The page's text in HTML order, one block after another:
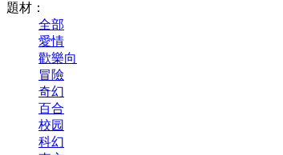
題材：
全部
愛情
歡樂向
冒險
奇幻
百合
校园
科幻